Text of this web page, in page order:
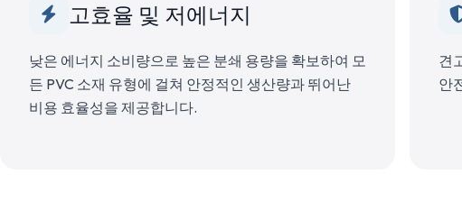
고효율 및 저에너지
낮은 에너지 소비량으로 높은 분쇄 용량을 확보하여 모
든 PVC 소재 유형에 걸쳐 안정적인 생산량과 뛰어난
비용 효율성을 제공합니다.
견
안